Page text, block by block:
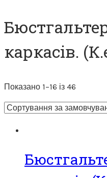
каркасів.
Показано 1–16 із 46